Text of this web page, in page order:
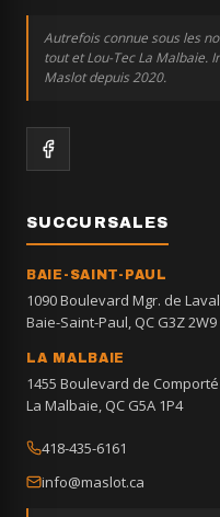
Autrefois connue sous les
tout et Lou-Tec La Malbaie.
Maslot depuis 2020.
SUCCURSALES
BAIE-SAINT-PAUL
1090 Boulevard Mgr. de Laval
Baie-Saint-Paul, QC G3Z 2W9
LA MALBAIE
1455 Boulevard de Comporté
La Malbaie, QC G5A 1P4
418-435-6161
info@maslot.ca